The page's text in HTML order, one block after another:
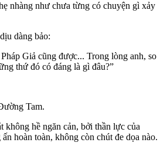
nhàng như chưa từng có chuyện gì xảy
dàng bảo:
Giả cũng được... Trong lòng anh, so
thứ đó có đáng là gì đâu?”
Tam.
không hề ngăn cản, bởi thần lực của
hoàn toàn, không còn chút đe dọa nào.